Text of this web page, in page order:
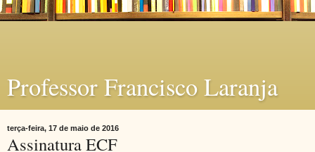
Professor Francisco Laranja
terça-feira, 17 de maio de 2016
Assinatura ECF